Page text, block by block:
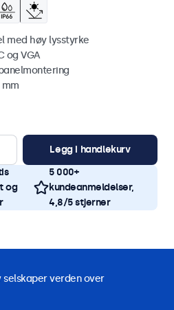
med høy lysstyrke
og VGA
Legg i handlekurv
og
5 000+
kundeanmeldelser,
4,8/5 stjerner
selskaper verden over